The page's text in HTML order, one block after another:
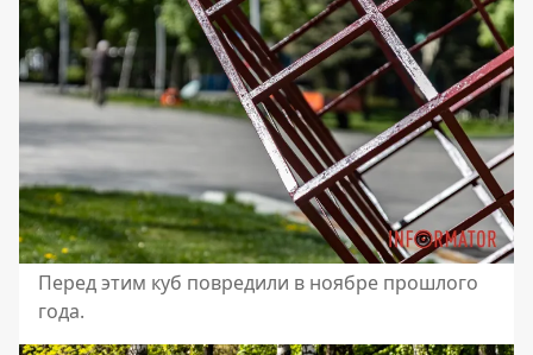
Перед этим куб повредили в ноябре прошлого
года.